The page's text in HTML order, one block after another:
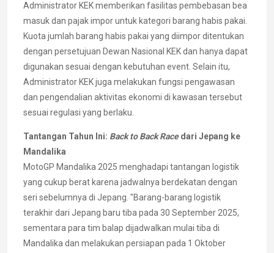
Administrator KEK memberikan fasilitas pembebasan bea
masuk dan pajak impor untuk kategori barang habis pakai.
Kuota jumlah barang habis pakai yang diimpor ditentukan
dengan persetujuan Dewan Nasional KEK dan hanya dapat
digunakan sesuai dengan kebutuhan event. Selain itu,
Administrator KEK juga melakukan fungsi pengawasan
dan pengendalian aktivitas ekonomi di kawasan tersebut
sesuai regulasi yang berlaku.
Tantangan Tahun Ini: Back to Back Racedari Jepang ke
Mandalika
MotoGP Mandalika 2025 menghadapi tantangan logistik
yang cukup berat karena jadwalnya berdekatan dengan
seri sebelumnya di Jepang. "Barang-barang logistik
terakhir dari Jepang baru tiba pada 30 September 2025,
sementara para tim balap dijadwalkan mulai tiba di
Mandalika dan melakukan persiapan pada 1 Oktober